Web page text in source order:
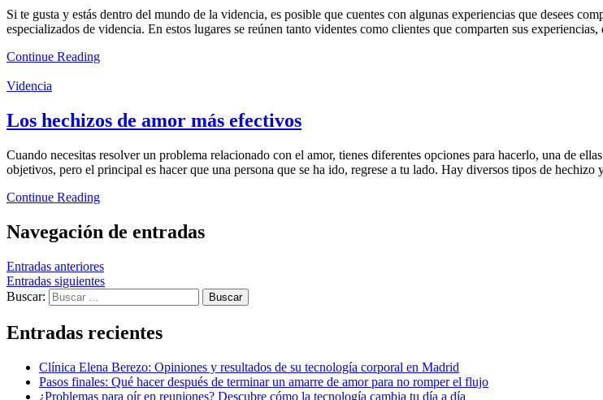
Si te gusta y estás dentro del mundo de la videncia, es posible que cuentes con algunas experiencias que desees
especializados de videncia. En estos lugares se reúnen tanto videntes como clientes que comparten sus
Continue Reading
Videncia
Los hechizos de amor más efectivos
Cuando necesitas resolver un problema relacionado con el amor, tienes diferentes opciones para hacerlo, una de
objetivos, pero el principal es hacer que una persona que se ha ido, regrese a tu lado. Hay diversos tipos de
Continue Reading
Navegación de entradas
Entradas anteriores
Entradas siguientes
Buscar:
Entradas recientes
Clínica Elena Berezo: Opiniones y resultados de su tecnología corporal en Madrid
Pasos finales: Qué hacer después de terminar un amarre de amor para no romper el flujo
¿Problemas para oír en reuniones? Descubre cómo la tecnología cambia tu día a día